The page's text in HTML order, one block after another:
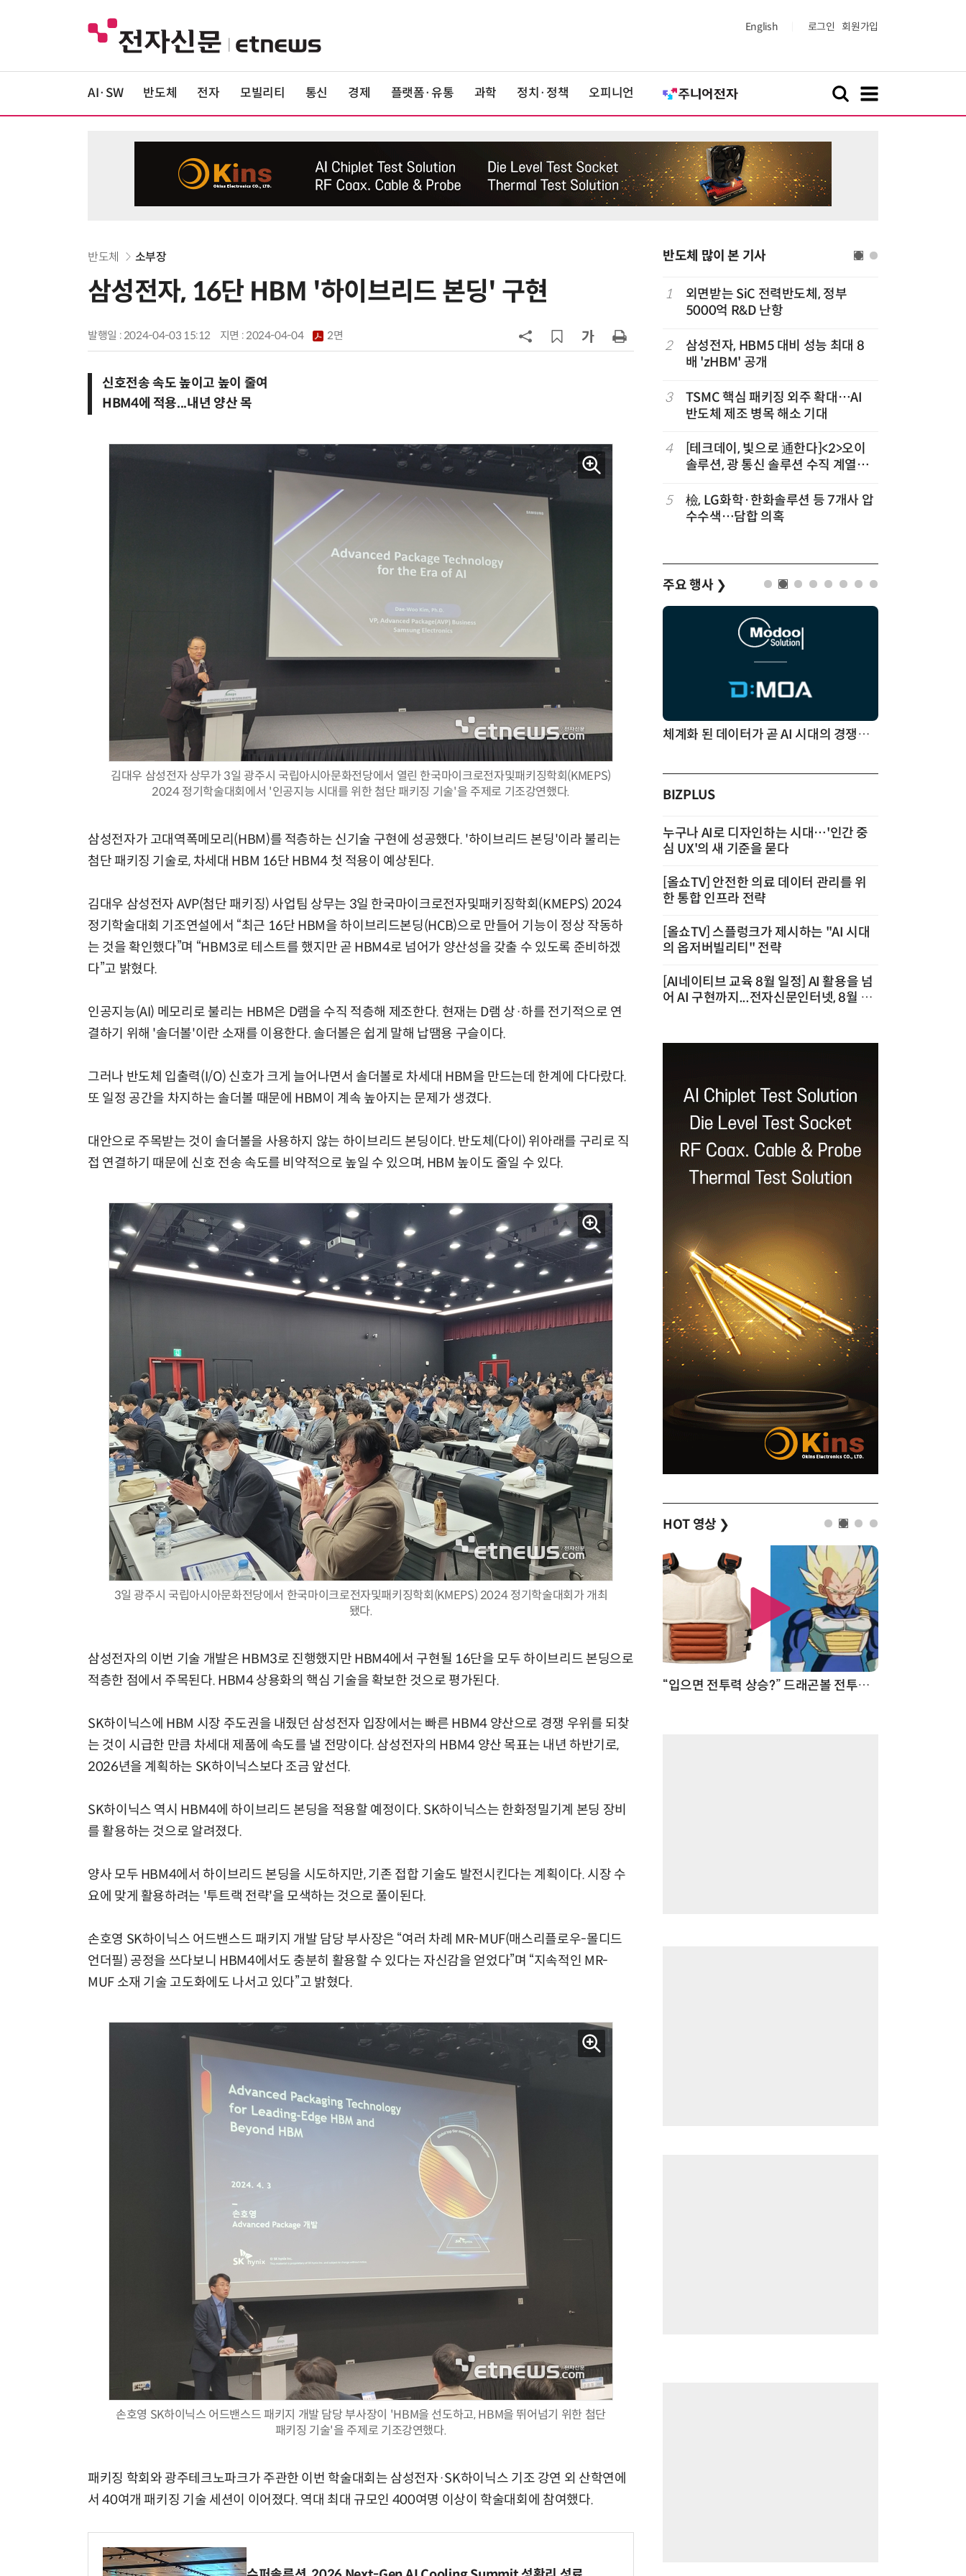
English 로그인 회원가입
AI·SW 반도체 전자 모빌리티 통신 경제 플랫폼·유통 과학 정치·정책 오피니언
반도체 소부장
삼성전자, 16단 HBM '하이브리드 본딩' 구현
발행일 : 2024-04-03 15:12 지면 :2024-04-04 2면
신호전송 속도 높이고 높이 줄여
HBM4에 적용...내년 양산 목
김대우 삼성전자 상무가 3일 광주시 국립아시아문화전당에서 열린 한국마이크로전자및패키징학회(KMEPS)
2024 정기학술대회에서 '인공지능 시대를 위한 첨단 패키징 기술'을 주제로 기조강연했다.
삼성전자가 고대역폭메모리(HBM)를 적층하는 신기술 구현에 성공했다. '하이브리드 본딩'이라 불리는
첨단 패키징 기술로, 차세대 HBM 16단 HBM4 첫 적용이 예상된다.
김대우 삼성전자 AVP(첨단 패키징) 사업팀 상무는 3일 한국마이크로전자및패키징학회(KMEPS) 2024
정기학술대회 기조연설에서 “최근 16단 HBM을 하이브리드본딩(HCB)으로 만들어 기능이 정상 작동하
는 것을 확인했다”며 “HBM3로 테스트를 했지만 곧 HBM4로 넘어가 양산성을 갖출 수 있도록 준비하겠
다”고 밝혔다.
인공지능(AI) 메모리로 불리는 HBM은 D램을 수직 적층해 제조한다. 현재는 D램 상·하를 전기적으로 연
결하기 위해 '솔더볼'이란 소재를 이용한다. 솔더볼은 쉽게 말해 납땜용 구슬이다.
그러나 반도체 입출력(I/O) 신호가 크게 늘어나면서 솔더볼로 차세대 HBM을 만드는데 한계에 다다랐다.
또 일정 공간을 차지하는 솔더볼 때문에 HBM이 계속 높아지는 문제가 생겼다.
대안으로 주목받는 것이 솔더볼을 사용하지 않는 하이브리드 본딩이다. 반도체(다이) 위아래를 구리로 직
접 연결하기 때문에 신호 전송 속도를 비약적으로 높일 수 있으며, HBM 높이도 줄일 수 있다.
3일 광주시 국립아시아문화전당에서 한국마이크로전자및패키징학회(KMEPS) 2024 정기학술대회가 개최
됐다.
삼성전자의 이번 기술 개발은 HBM3로 진행했지만 HBM4에서 구현될 16단을 모두 하이브리드 본딩으로
적층한 점에서 주목된다. HBM4 상용화의 핵심 기술을 확보한 것으로 평가된다.
SK하이닉스에 HBM 시장 주도권을 내줬던 삼성전자 입장에서는 빠른 HBM4 양산으로 경쟁 우위를 되찾
는 것이 시급한 만큼 차세대 제품에 속도를 낼 전망이다. 삼성전자의 HBM4 양산 목표는 내년 하반기로,
2026년을 계획하는 SK하이닉스보다 조금 앞선다.
SK하이닉스 역시 HBM4에 하이브리드 본딩을 적용할 예정이다. SK하이닉스는 한화정밀기계 본딩 장비
를 활용하는 것으로 알려졌다.
양사 모두 HBM4에서 하이브리드 본딩을 시도하지만, 기존 접합 기술도 발전시킨다는 계획이다. 시장 수
요에 맞게 활용하려는 '투트랙 전략'을 모색하는 것으로 풀이된다.
손호영 SK하이닉스 어드밴스드 패키지 개발 담당 부사장은 “여러 차례 MR-MUF(매스리플로우-몰디드
언더필) 공정을 쓰다보니 HBM4에서도 충분히 활용할 수 있다는 자신감을 얻었다”며 “지속적인 MR-
MUF 소재 기술 고도화에도 나서고 있다”고 밝혔다.
손호영 SK하이닉스 어드밴스드 패키지 개발 담당 부사장이 'HBM을 선도하고, HBM을 뛰어넘기 위한 첨단
패키징 기술'을 주제로 기조강연했다.
패키징 학회와 광주테크노파크가 주관한 이번 학술대회는 삼성전자·SK하이닉스 기조 강연 외 산학연에
서 40여개 패키징 기술 세션이 이어졌다. 역대 최대 규모인 400여명 이상이 학술대회에 참여했다.
반도체 많이 본 기사
6
AMD, 데이터센터 매출 2배 급증…2
[사설] 차세대 전력반도체 R&D, 참
9
소프트피브이·성균관대, 실내용 3차
원 구형 태양전지 IEC 국제표준 개발
과제 공식 승인
10
인텔 오하이오 팹 '초과근무' 공사 가
속…외부 파트너 유치 포석
1
외면받는 SiC 전력반도체, 정부
5000억 R&D 난항
2
삼성전자, HBM5 대비 성능 최대 8
배 'zHBM' 공개
3
TSMC 핵심 패키징 외주 확대…AI
반도체 제조 병목 해소 기대
4
[테크데이, 빛으로 通한다]<2>오이
솔루션, 광 통신 솔루션 수직 계열
략'
5
檢, LG화학·한화솔루션 등 7개사 압
수수색…담합 의혹
주요 행사 ❯
AI Native Enterprise를 지원하는 AI Ready Data 플랫폼 활용 전략 체계화 된 데이터가 곧 AI 시대의 경쟁력이다
BIZPLUS
누구나 AI로 디자인하는 시대…'인간 중
심 UX'의 새 기준을 묻다
[올쇼TV] 안전한 의료 데이터 관리를 위
한 통합 인프라 전략
[올쇼TV] 스플렁크가 제시하는 "AI 시대
의 옵저버빌리티" 전략
[AI네이티브 교육 8월 일정] AI 활용을 넘
어 AI 구현까지...전자신문인터넷, 8월 실
HOT 영상 ❯
“계속 쫓아왔다”…도망치던 우크라 민간인 공격한 러 자폭 드론 “입으면 전투력 상승?” 드래곤볼 전투복 닮은 중량조끼